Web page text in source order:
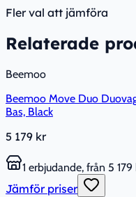
Fler val att jämföra
Relaterade
Beemoo
Beemoo Move Duo
Bas, Black
5 179 kr
1 erbjudande, från 5 179
Jämför priser